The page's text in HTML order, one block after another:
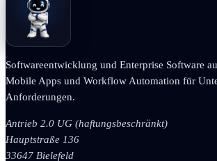
Softwareentwicklung und Enterprise Software
Mobile Apps und Workflow Automation für
Anforderungen.
Antrieb 2.0 UG (haftungsbeschränkt)
Hauptstraße 136
33647 Bielefeld